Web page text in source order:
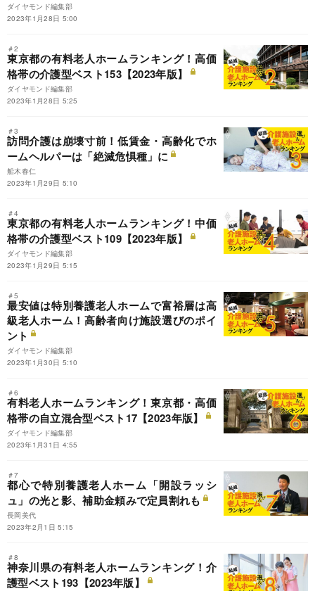
ダイヤモンド編集部
2023年1月28日 5:00
＃2
東京都の有料老人ホームランキング！高価
格帯の介護型ベスト153【2023年版】
ダイヤモンド編集部
2023年1月28日 5:25
＃3
訪問介護は崩壊寸前！低賃金・高齢化でホ
ームヘルパーは「絶滅危惧種」に
船木春仁
2023年1月29日 5:10
＃4
東京都の有料老人ホームランキング！中価
格帯の介護型ベスト109【2023年版】
ダイヤモンド編集部
2023年1月29日 5:15
＃5
最安値は特別養護老人ホームで富裕層は高
級老人ホーム！高齢者向け施設選びのポイ
ント
ダイヤモンド編集部
2023年1月30日 5:10
＃6
有料老人ホームランキング！東京都・高価
格帯の自立混合型ベスト17【2023年版】
ダイヤモンド編集部
2023年1月31日 4:55
＃7
都心で特別養護老人ホーム「開設ラッシ
ュ」の光と影、補助金頼みで定員割れも
長岡美代
2023年2月1日 5:15
＃8
神奈川県の有料老人ホームランキング！介
護型ベスト193【2023年版】